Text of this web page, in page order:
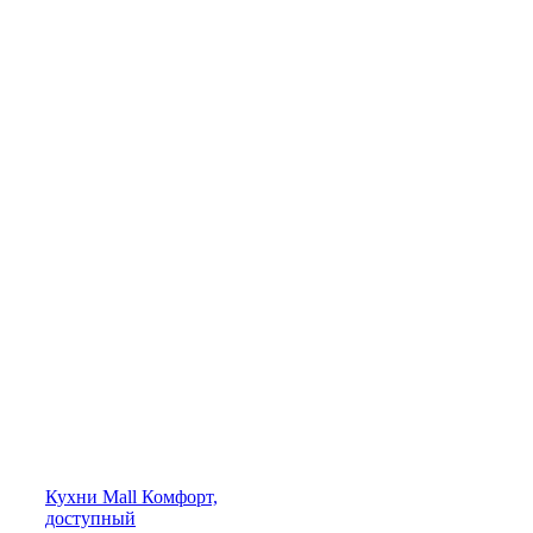
Кухни Mall Комфорт,
доступный